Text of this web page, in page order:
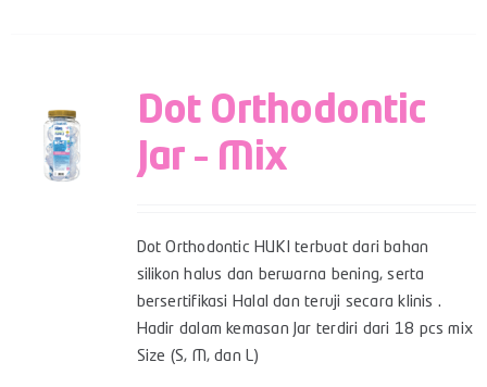
Dot Orthodontic
Jar – Mix
Dot Orthodontic HUKI terbuat dari bahan
silikon halus dan berwarna bening, serta
bersertifikasi Halal dan teruji secara klinis .
Hadir dalam kemasan Jar terdiri dari 18 pcs mix
Size (S, M, dan L)